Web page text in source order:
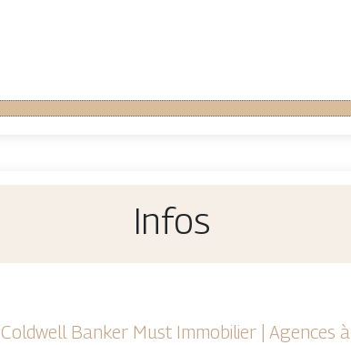
Infos
Coldwell Banker Must Immobilier | Agences à